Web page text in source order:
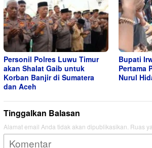
Personil Polres Luwu Timur
akan Shalat Gaib untuk
Korban Banjir di Sumatera
dan Aceh
Bupati
Pertama
Nurul
Tinggalkan Balasan
Alamat email Anda tidak akan dipublikasikan. Ruas